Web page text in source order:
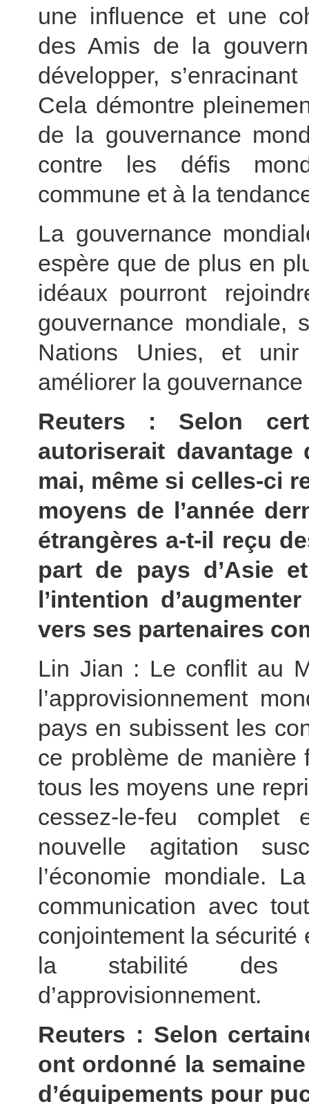
une influence et une
des Amis de la
développer,
Cela démontre
de la gouvernance
contre les défis
commune et à la
La gouvernance
espère que de plus en
idéaux pourront
gouvernance mondiale,
Nations Unies, et
améliorer la
Reuters : Selon
autoriserait davantage
mai, même si celles-ci
moyens de l’année
étrangères a-t-il reçu
part de pays d’Asie
l’intention
vers ses partenaires
Lin Jian : Le conflit au
l’approvisionnement
pays en subissent les
ce problème de manière
tous les moyens une
cessez-le-feu complet
nouvelle agitation
l’économie mondiale.
communication avec
conjointement la sécurité
la stabilité des
d’approvisionnement.
Reuters : Selon
ont ordonné la
d’équipements pour